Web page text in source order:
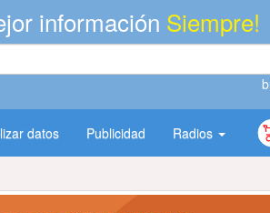
información Siempre!
datos Publicidad Radios